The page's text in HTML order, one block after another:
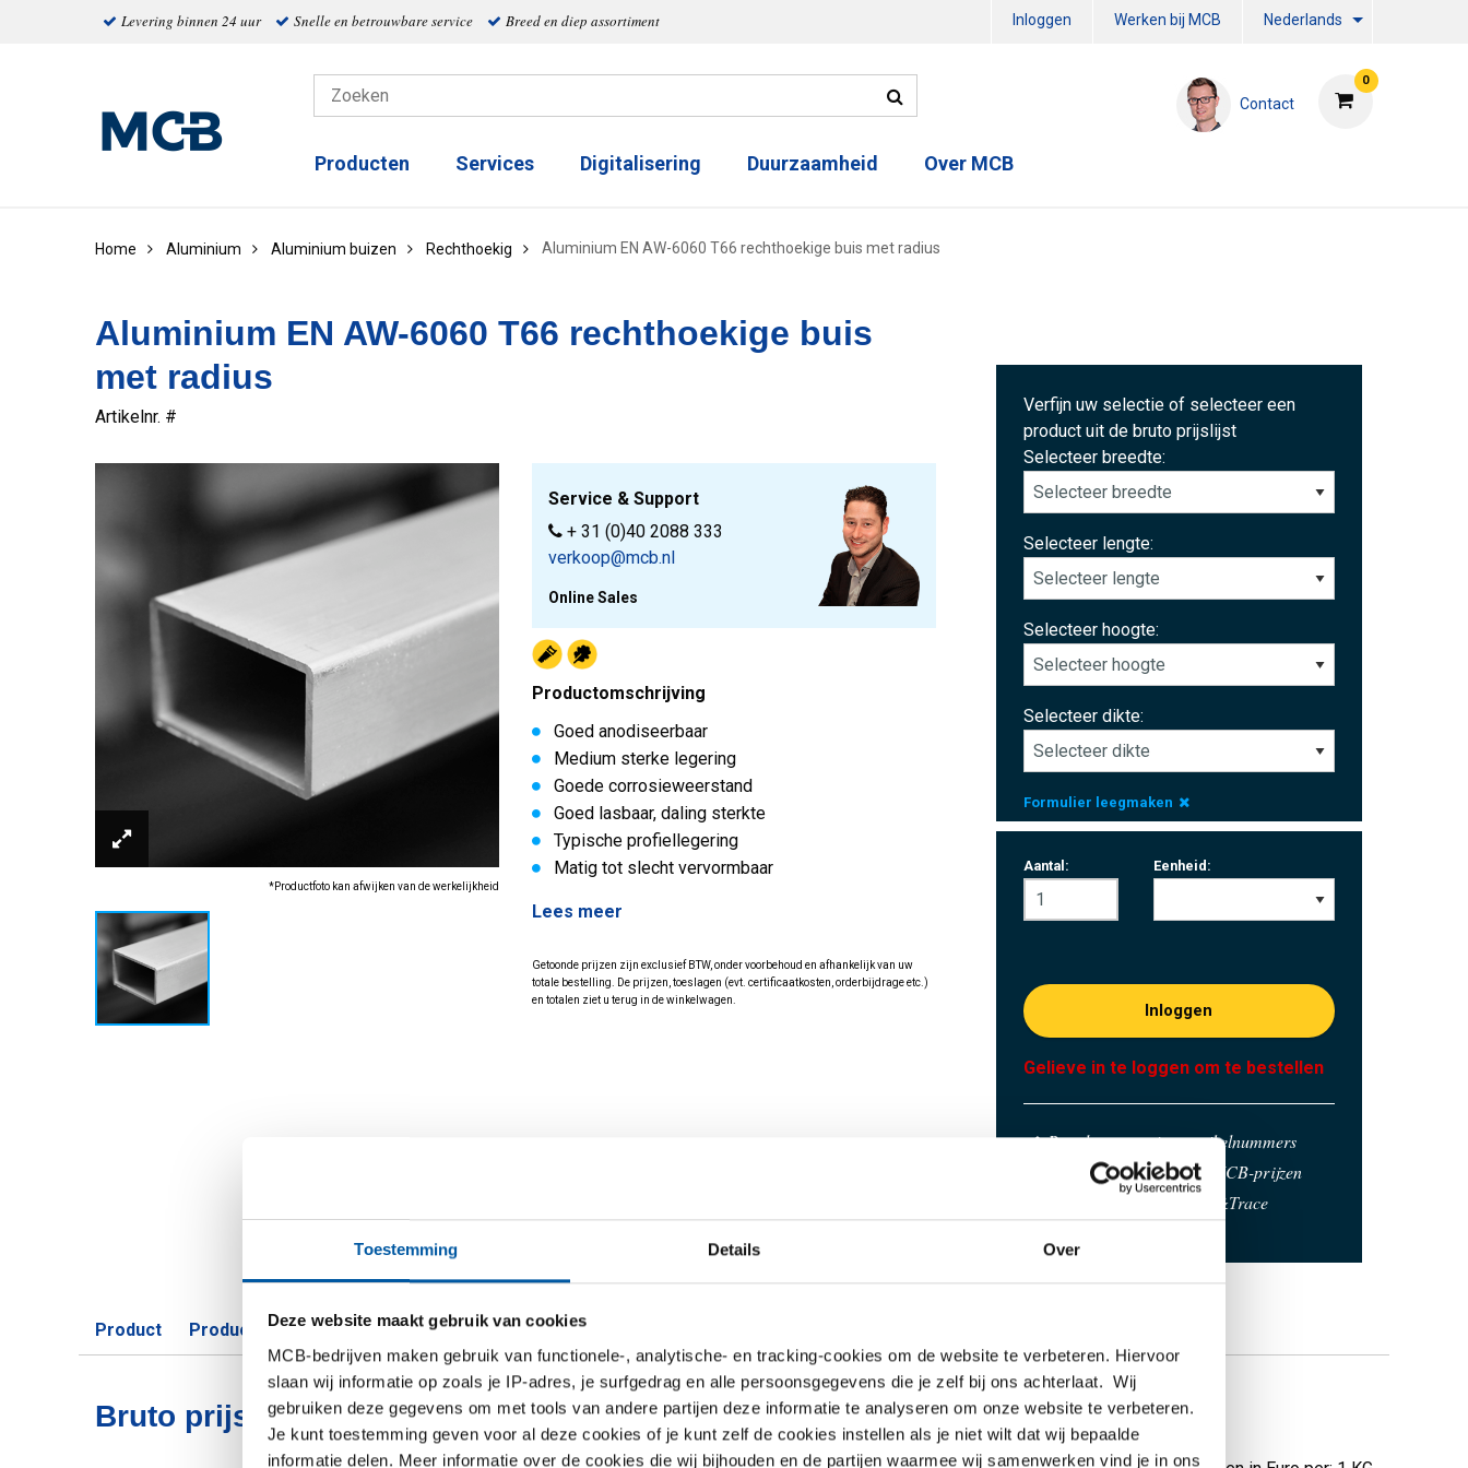
Toestemming Details Over
Deze website maakt gebruik van cookies
MCB-bedrijven maken gebruik van functionele-, analytische- en tracking-cookies om de website te verbeteren. Hiervoor
slaan wij informatie op zoals je IP-adres, je surfgedrag en alle persoonsgegevens die je zelf bij ons achterlaat. Wij
gebruiken deze gegevens om met tools van andere partijen deze informatie te analyseren om onze website te verbeteren.
Je kunt toestemming geven voor al deze cookies of je kunt zelf de cookies instellen als je niet wilt dat wij bepaalde
informatie delen. Meer informatie over de cookies die wij bijhouden en de partijen waarmee wij samenwerken vind je in ons
Levering binnen 24 uur Snelle en betrouwbare service Breed en diep assortiment Inloggen Werken bij MCB Nederlands
0
Contact
Producten Services Digitalisering Duurzaamheid Over MCB
Home Aluminium Aluminium buizen Rechthoekig Aluminium EN AW-6060 T66 rechthoekige buis met radius
Aluminium EN AW-6060 T66 rechthoekige buis
met radius
Artikelnr. #
*Productfoto kan afwijken van de werkelijkheid
Service & Support
+ 31 (0)40 2088 333
verkoop@mcb.nl
Online Sales
Productomschrijving
Goed anodiseerbaar
Medium sterke legering
Goede corrosieweerstand
Goed lasbaar, daling sterkte
Typische profiellegering
Matig tot slecht vervormbaar
Lees meer
Getoonde prijzen zijn exclusief BTW, onder voorbehoud en afhankelijk van uw
totale bestelling. De prijzen, toeslagen (evt. certificaatkosten, orderbijdrage etc.)
en totalen ziet u terug in de winkelwagen.
Verfijn uw selectie of selecteer een
product uit de bruto prijslijst
Selecteer breedte:
Selecteer lengte:
Selecteer hoogte:
Selecteer dikte:
Formulier leegmaken
Aantal: Eenheid:
Inloggen
Gelieve in te loggen om te bestellen
Bestel met uw eigen artikelnummers
Calculeren met actuele MCB-prijzen
Volg uw order via Track&Trace
Product Product omschrijving Bruto prijslijst Downloads
Bruto prijslijst: Aluminium EN AW-6060 T66 rechthoekige buis met radius